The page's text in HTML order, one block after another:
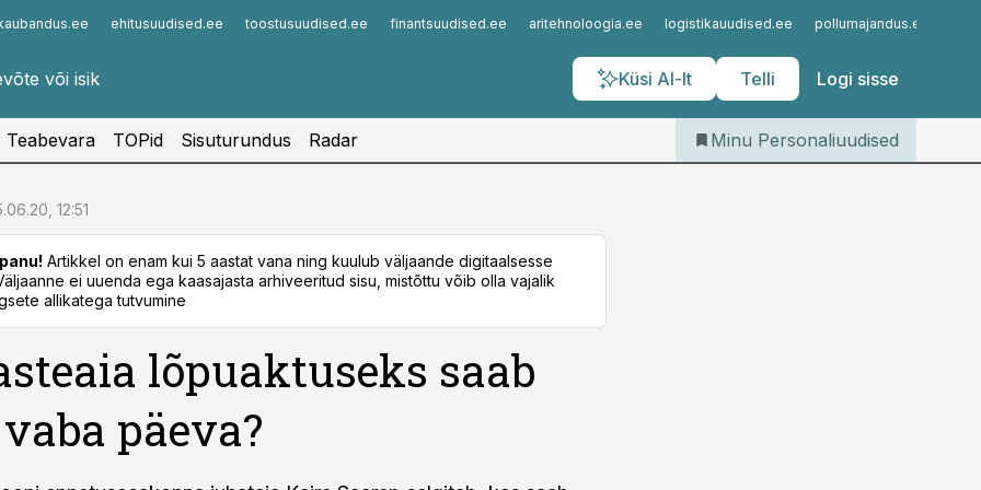
ehitusuudised.ee toostusuudised.ee finantsuudised.ee aritehnoloogia.ee logistikauudised.ee pollumajandus.ee
Küsi AI-lt Telli Logi sisse
Infopank
Iseteenindus
Telli Personaliuudised
Teabevara TOPid Sisuturundus Radar Minu Personaliuudised
12:51
Artikkel on enam kui 5 aastat vana ning kuulub väljaande digitaalsesse
ei uuenda ega kaasajasta arhiveeritud sisu, mistõttu võib olla vajalik
allikatega tutvumine
lõpuaktuseks saab
päeva?